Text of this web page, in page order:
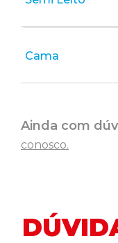
Cama
Ainda com
conosco.